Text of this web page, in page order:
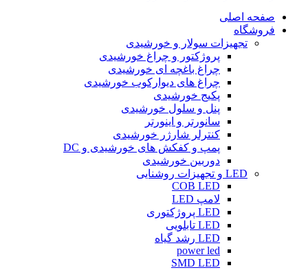
صفحه اصلی
فروشگاه
تجهیزات سولار و خورشیدی
پروژکتور و چراغ خورشیدی
چراغ باغچه ای خورشیدی
چراغ های دیوارکوب خورشیدی
پکیج خورشیدی
پنل و سلول خورشیدی
سانورتر و اینورتر
کنترلر شارژر خورشیدی
پمپ و کفکش های خورشیدی و DC
دوربین خورشیدی
LED و تجهیزات روشنایی
COB LED
لامپ LED
LED پروژکتوری
LED تابلویی
LED رشد گیاه
power led
SMD LED